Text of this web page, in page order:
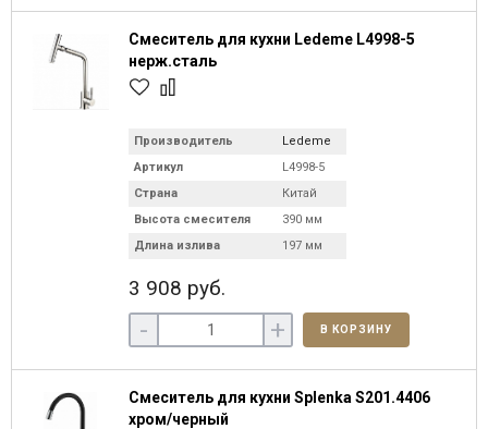
Смеситель для кухни Ledeme L4998-5
нерж.сталь
Производитель
Ledeme
Артикул
L4998-5
Страна
Китай
Высота смесителя
390 мм
Длина излива
197 мм
3 908 руб.
- + В КОРЗИНУ
Смеситель для кухни Splenka S201.4406
хром/черный